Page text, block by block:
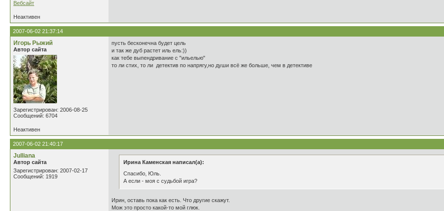
Вебсайт
Неактивен
2007-06-02 21:37:14
Игорь Рыжий
Автор сайта
Зарегистрирован: 2006-08-25
Сообщений: 6704
пусть бесконечна будет цель
и так же дуб растет иль ель:))
как тебе выпендривание с "ильелью"
то ли стих, то ли детектив по напрягу,но души всё же больше, чем в детективе
Неактивен
2007-06-02 21:40:17
Julliana
Автор сайта
Зарегистрирован: 2007-02-17
Сообщений: 1919
Ирина Каменская написал(а):
Спасибо, Юль.
А если - моя с судьбой игра?
Ирин, оставь пока как есть. Что другие скажут.
Мож это просто какой-то мой глюк.